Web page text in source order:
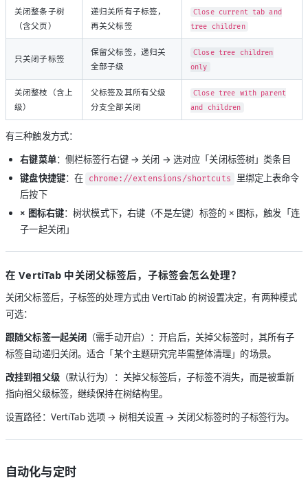
关闭整条子树
（含父页）
递归关所有子标签，
再关父标签
Close current tab and
tree children
只关闭子标签
保留父标签，递归关
全部子级
Close tree children
only
关闭整枝（含上
级）
父标签及其所有父级
分支全部关闭
Close tree with parent
and children
有三种触发方式：
右键菜单：侧栏标签行右键 → 关闭 → 选对应「关闭标签树」类条目
键盘快捷键：在 chrome://extensions/shortcuts
里绑定上表命令
后按下
× 图标右键：树状模式下，右键（不是左键）标签的 × 图标，触发「连
子一起关闭」
在 VertiTab 中关闭父标签后，子标签会怎么处理？
关闭父标签后，子标签的处理方式由 VertiTab 的树设置决定，有两种模式
可选：
跟随父标签一起关闭
（需手动开启）：开启后，关掉父标签时，其所有子
标签自动递归关闭。适合「某个主题研究完毕需整体清理」的场景。
改挂到祖父级（默认行为）：关掉父标签后，子标签不消失，而是被重新
指向祖父级标签，继续保持在树结构里。
设置路径：VertiTab 选项 → 树相关设置 → 关闭父标签时的子标签行为。
自动化与定时